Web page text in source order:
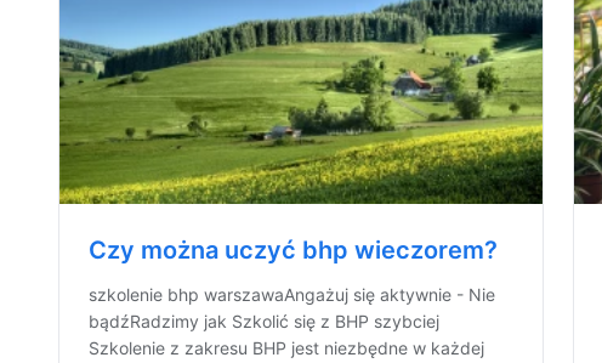
Czy można uczyć bhp wieczorem?
szkolenie bhp warszawaAngażuj się aktywnie - Nie
bądźRadzimy jak Szkolić się z BHP szybciej
Szkolenie z zakresu BHP jest niezbędne w każdej